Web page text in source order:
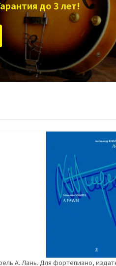
А. Лань. Для фортепиано,